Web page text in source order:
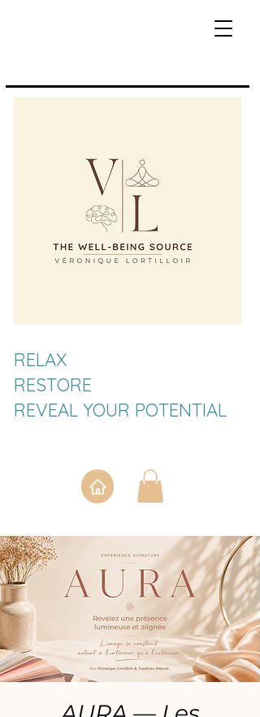
RELAX
RESTORE
REVEAL YOUR POTENTIAL